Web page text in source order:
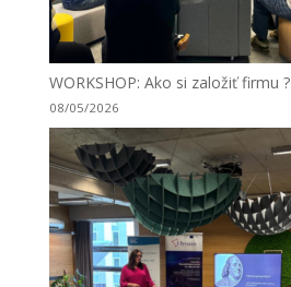
WORKSHOP: Ako si založiť firmu ?
08/05/2026